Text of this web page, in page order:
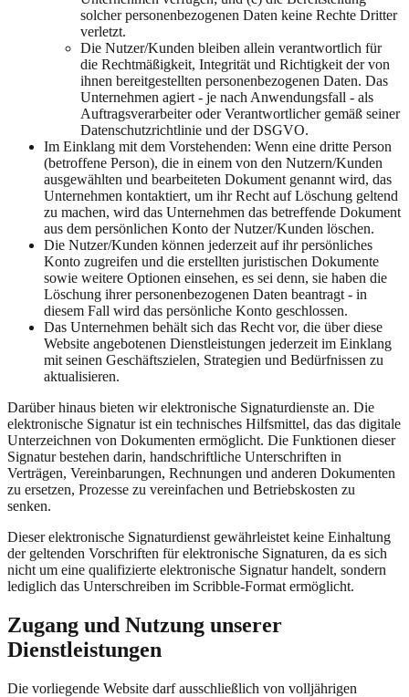
solcher personenbezogenen Daten keine Rechte Dritter
verletzt.
Die Nutzer/Kunden bleiben allein verantwortlich für
die Rechtmäßigkeit, Integrität und Richtigkeit der von
ihnen bereitgestellten personenbezogenen Daten. Das
Unternehmen agiert - je nach Anwendungsfall - als
Auftragsverarbeiter oder Verantwortlicher gemäß seiner
Datenschutzrichtlinie und der DSGVO.
Im Einklang mit dem Vorstehenden: Wenn eine dritte Person
(betroffene Person), die in einem von den Nutzern/Kunden
ausgewählten und bearbeiteten Dokument genannt wird, das
Unternehmen kontaktiert, um ihr Recht auf Löschung geltend
zu machen, wird das Unternehmen das betreffende Dokument
aus dem persönlichen Konto der Nutzer/Kunden löschen.
Die Nutzer/Kunden können jederzeit auf ihr persönliches
Konto zugreifen und die erstellten juristischen Dokumente
sowie weitere Optionen einsehen, es sei denn, sie haben die
Löschung ihrer personenbezogenen Daten beantragt - in
diesem Fall wird das persönliche Konto geschlossen.
Das Unternehmen behält sich das Recht vor, die über diese
Website angebotenen Dienstleistungen jederzeit im Einklang
mit seinen Geschäftszielen, Strategien und Bedürfnissen zu
aktualisieren.
Darüber hinaus bieten wir elektronische Signaturdienste an. Die
elektronische Signatur ist ein technisches Hilfsmittel, das das digitale
Unterzeichnen von Dokumenten ermöglicht. Die Funktionen dieser
Signatur bestehen darin, handschriftliche Unterschriften in
Verträgen, Vereinbarungen, Rechnungen und anderen Dokumenten
zu ersetzen, Prozesse zu vereinfachen und Betriebskosten zu
senken.
Dieser elektronische Signaturdienst gewährleistet keine Einhaltung
der geltenden Vorschriften für elektronische Signaturen, da es sich
nicht um eine qualifizierte elektronische Signatur handelt, sondern
lediglich das Unterschreiben im Scribble-Format ermöglicht.
Zugang und Nutzung unserer
Dienstleistungen
Die vorliegende Website darf ausschließlich von volljährigen